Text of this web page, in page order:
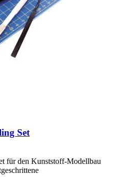
Set
für den Kunststoff-Modellbau